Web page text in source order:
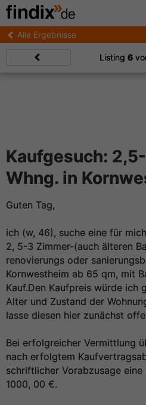
Alle Ergebnisse
Listing 6
Kaufgesuch:
Whng. in
Guten Tag,
ich (w, 46), suche eine für
2, 5-3 Zimmer-(auch älteren
renovierungs oder
Kornwestheim ab 65 qm, mit
Kauf.Den Kaufpreis würde ich
Alter und Zustand der
lasse diesen hier zunächst
Bei erfolgreicher Vermittlung
nach erfolgtem
schriftlicher Vorabzusage eine
1000, 00 €.